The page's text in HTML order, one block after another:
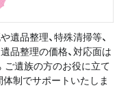
遺品整理、特殊清掃等、
品整理の価格、対応面は
ご遺族の方のお役に立て
制でサポートいたしま